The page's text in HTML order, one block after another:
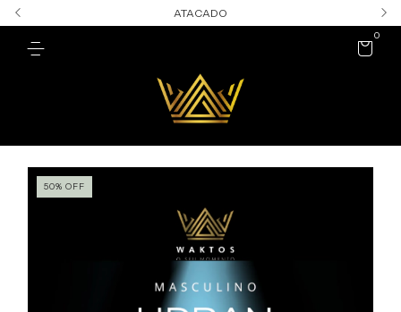
ATACADO
0
50% OFF